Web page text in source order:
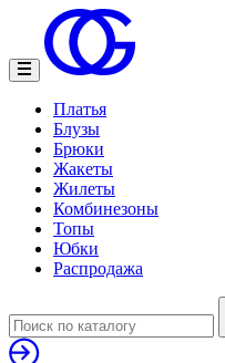
Платья
Блузы
Брюки
Жакеты
Жилеты
Комбинезоны
Топы
Юбки
Распродажа